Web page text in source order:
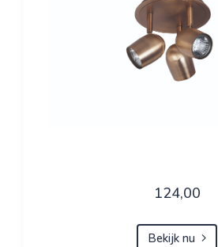
124,00
Bekijk nu